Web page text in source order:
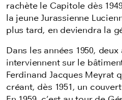
rachète le Capitole dès
la jeune Jurassienne
plus tard, en deviendra la
Dans les années 1950,
interviennent sur le
Ferdinand Jacques Meyrat
créant, dès 1951, un